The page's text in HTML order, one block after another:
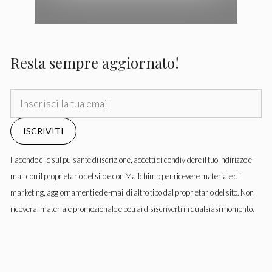
Resta sempre aggiornato!
ISCRIVITI
Facendo clic sul pulsante di iscrizione, accetti di condividere il tuo indirizzo e-
mail con il proprietario del sito e con Mailchimp per ricevere materiale di
marketing, aggiornamenti ed e-mail di altro tipo dal proprietario del sito. Non
riceverai materiale promozionale e potrai disiscriverti in qualsiasi momento.